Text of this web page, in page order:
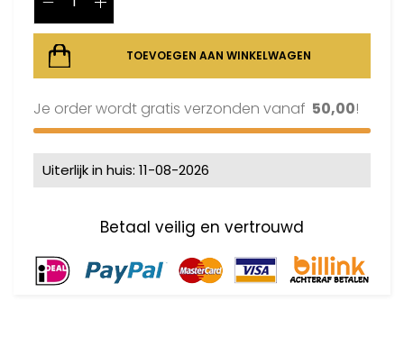
TOEVOEGEN AAN WINKELWAGEN
Je order wordt gratis verzonden vanaf 50,00!
Uiterlijk in huis: 11-08-2026